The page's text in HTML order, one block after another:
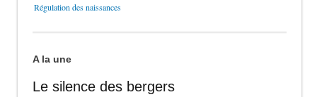
Régulation des naissances
A la une
Le silence des bergers